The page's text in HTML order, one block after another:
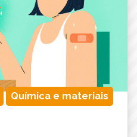
Química e materiais